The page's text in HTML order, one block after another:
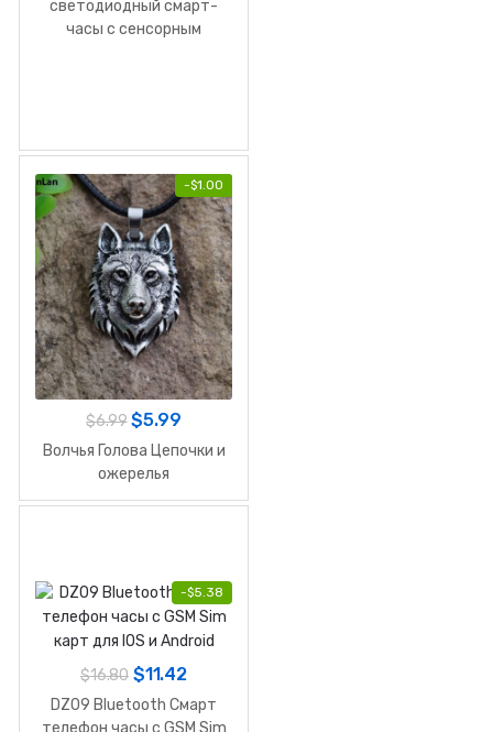
светодиодный cмарт-
часы с сенсорным
-$1.00
$6.99 $5.99
Волчья Голова Цепочки и
ожерелья
-$5.38
$16.80 $11.42
DZ09 Bluetooth Смарт
телефон часы с GSM Sim